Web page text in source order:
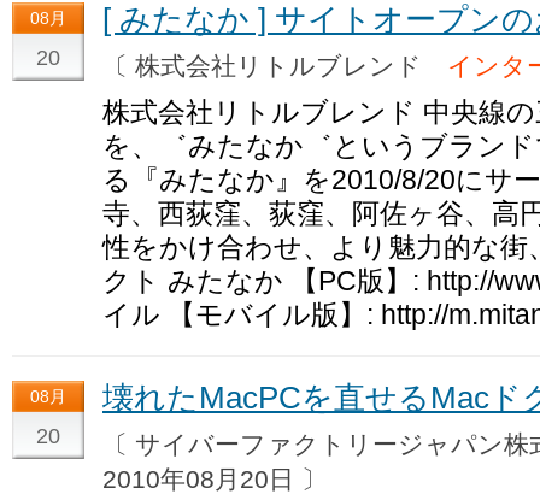
08月
20
[ みたなか ] サイトオープン
〔 株式会社リトルブレンド インタ
株式会社リトルブレンド 中央線
を、゛みたなか゛というブラン
る『みたなか』を2010/8/20にサ
寺、西荻窪、荻窪、阿佐ヶ谷、高
性をかけ合わせ、より魅力的な
クト みたなか 【PC版】: http://
イル 【モバイル版】: http://
08月
20
壊れたMacPCを直せるMacド
〔 サイバーファクトリージャパン
2010年08月20日 〕